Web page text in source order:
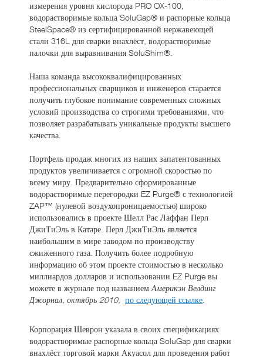
измерения уровня кислорода PRO OX-100,
водорастворимые кольца SoluGap® и распорные кольца
SteelSpace® из сертифицированной нержавеющей
стали 316L для сварки внахлёст, водорастворимые
палочки для выравнивания SoluShim®.
Наша команда высококвалифицированных
профессиональных сварщиков и инженеров старается
получить глубокое понимание современных сложных
условий производства со строгими требованиями, что
позволяет разрабатывать уникальные продукты высшего
качества.
Портфель продаж многих из наших запатентованных
продуктов увеличивается с огромной скоростью по
всему миру. Предварительно сформированные
водорастворимые перегородки EZ Purge® с технологией
ZAP™ (нулевой воздухопроницаемостью) широко
использовались в проекте Шелл Рас Лаффан Перл
ДжиТиЭль в Катаре. Перл ДжиТиЭль является
наибольшим в мире заводом по производству
сжиженного газа. Получить более подробную
информацию об этом проекте стоимостью в несколько
миллиардов долларов и использовании EZ Purge вы
можете в журнале под названиемАмерикэн Велдинг
Джорнал, октябрь 2010,
по следующей ссылке.
Корпорация Шеврон указала в своих спецификациях
водорастворимые распорные кольца SoluGap для сварки
внахлёст торговой марки Акуасол для проведения работ